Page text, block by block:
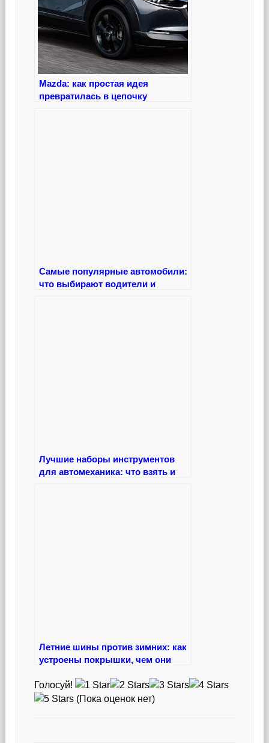
Mazda: как простая идея
превратилась в цепочку
Самые популярные автомобили:
что выбирают водители и
Лучшие наборы инструментов
для автомеханика: что взять и
Летние шины против зимних: как
устроены покрышки, чем они
нужна сезонность
Голосуй!
(Пока оценок нет)